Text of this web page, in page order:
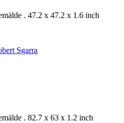
. 47.2 x 47.2 x 1.6 inch
. 82.7 x 63 x 1.2 inch